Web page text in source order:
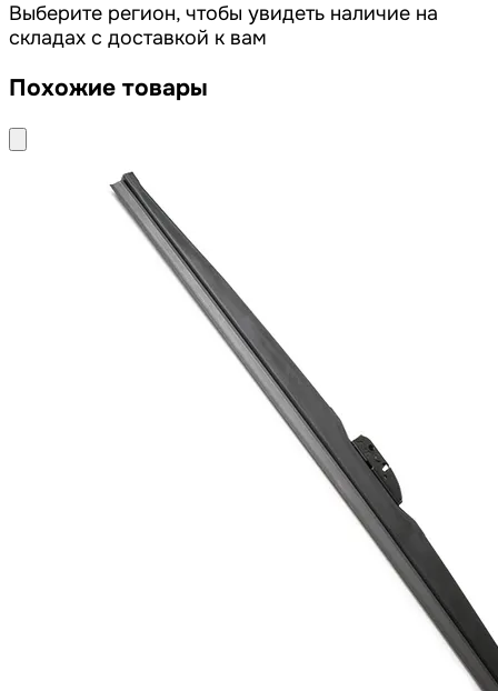
Выберите регион, чтобы увидеть наличие на
складах с доставкой к вам
Похожие товары